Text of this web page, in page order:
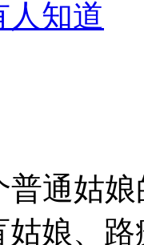
人知道
普通姑
姑娘、